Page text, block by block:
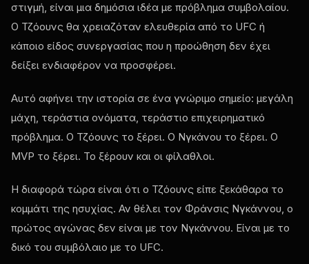
στιγμή, είναι μια δημόσια ιδέα με πρόβλημα συμβολαίου.
Ο Τζόουνς θα χρειαζόταν ελευθερία από το UFC ή
κάποιο είδος συνεργασίας που η προώθηση δεν έχει
δείξει ενδιαφέρον να προσφέρει.
Αυτό αφήνει την ιστορία σε ένα γνώριμο σημείο: μεγάλη
μάχη, τεράστια ονόματα, τεράστιο επιχειρηματικό
πρόβλημα. Ο Τζόουνς το ξέρει. Ο Νγκάνου το ξέρει. Ο
MVP το ξέρει. Το ξέρουν και οι φίλαθλοι.
Η διαφορά τώρα είναι ότι ο Τζόουνς είπε ξεκάθαρα το
κομμάτι της ησυχίας. Αν θέλει τον Φράνσις Νγκάννου, ο
πρώτος αγώνας δεν είναι με τον Νγκάννου. Είναι με το
δικό του συμβόλαιο με το UFC.